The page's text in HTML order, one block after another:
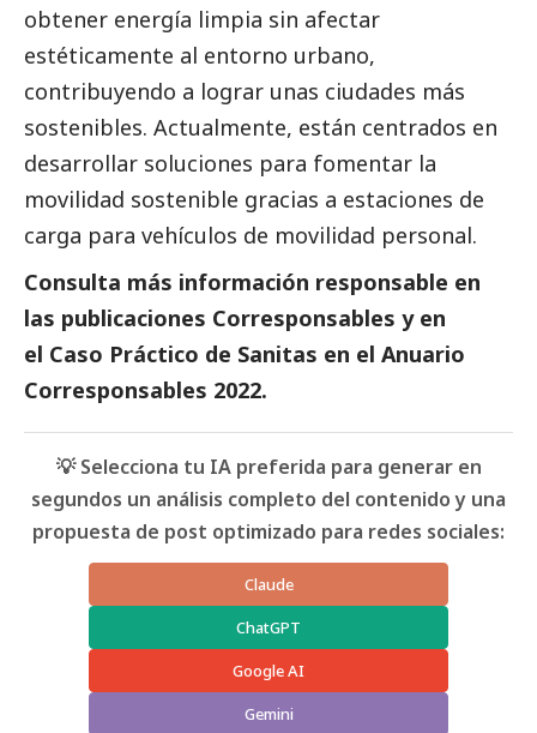
obtener energía limpia sin afectar
estéticamente al entorno urbano,
contribuyendo a lograr unas ciudades más
sostenibles. Actualmente, están centrados en
desarrollar soluciones para fomentar la
movilidad sostenible gracias a estaciones de
carga para vehículos de movilidad personal.
Consulta más información responsable en
las publicaciones Corresponsables y en
el Caso Práctico de Sanitas en el Anuario
Corresponsables 2022.
💡 Selecciona tu IA preferida para generar en
segundos un análisis completo del contenido y una
propuesta de post optimizado para redes sociales:
Claude
ChatGPT
Google AI
Gemini